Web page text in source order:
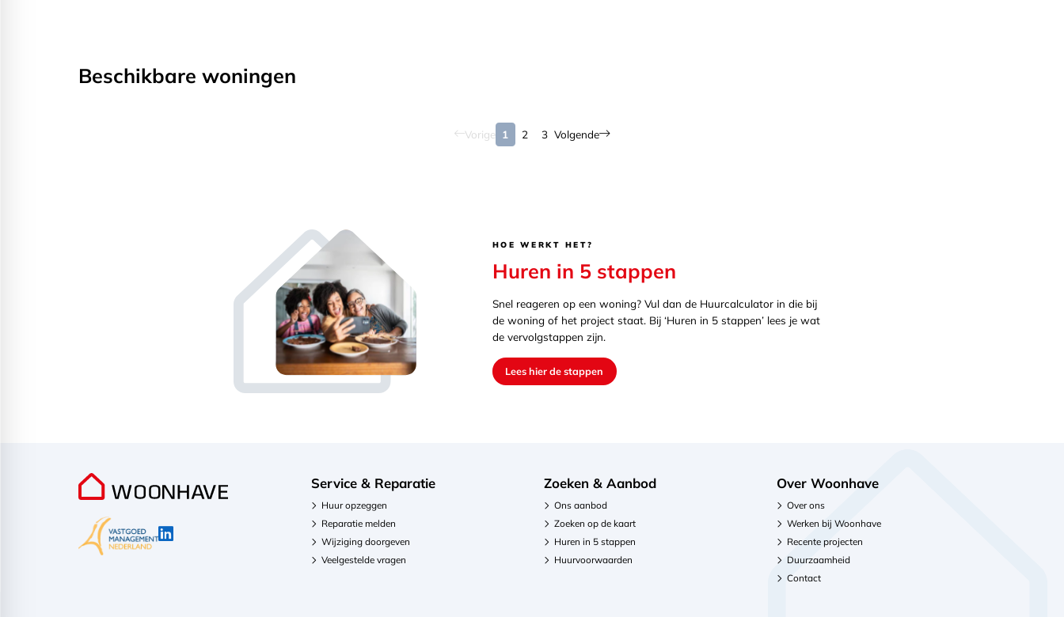
Beschikbare woningen
Vorige 1 2 3 Volgende
HOE WERKT HET?
Huren in 5 stappen
Snel reageren op een woning? Vul dan de Huurcalculator in die bij
de woning of het project staat. Bij ‘Huren in 5 stappen’ lees je wat
de vervolgstappen zijn.
Lees hier de stappen
Service & Reparatie
Huur opzeggen
Reparatie melden
Wijziging doorgeven
Veelgestelde vragen
Zoeken & Aanbod
Ons aanbod
Zoeken op de kaart
Huren in 5 stappen
Huurvoorwaarden
Over Woonhave
Over ons
Werken bij Woonhave
Recente projecten
Duurzaamheid
Contact